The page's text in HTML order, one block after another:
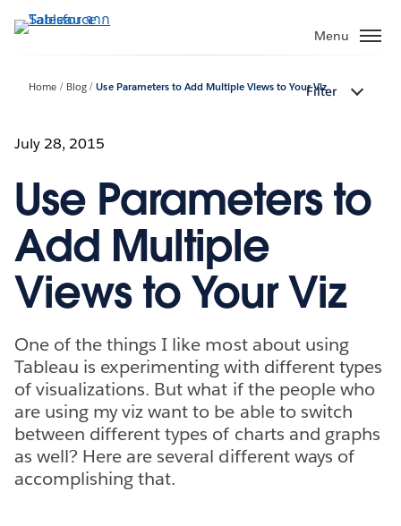
ไป
Menu
Home Blog Use Parameters to Add Multiple Views to Your Viz
Filter
July 28, 2015
Use Parameters to
Add Multiple
Views to Your Viz
One of the things I like most about using
Tableau is experimenting with different types
of visualizations. But what if the people who
are using my viz want to be able to switch
between different types of charts and graphs
as well? Here are several different ways of
accomplishing that.